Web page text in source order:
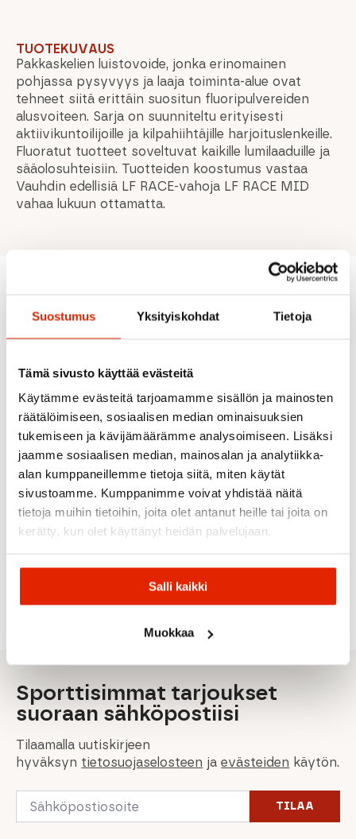
Suostumus Yksityiskohdat Tietoja
Tämä sivusto käyttää evästeitä
Käytämme evästeitä tarjoamamme sisällön ja mainosten
räätälöimiseen, sosiaalisen median ominaisuuksien
tukemiseen ja kävijämäärämme analysoimiseen. Lisäksi
jaamme sosiaalisen median, mainosalan ja analytiikka-
alan kumppaneillemme tietoja siitä, miten käytät
sivustoamme. Kumppanimme voivat yhdistää näitä
tietoja muihin tietoihin, joita olet antanut heille tai joita on
kerätty, kun olet käyttänyt heidän palvelujaan.
Salli kaikki
Muokkaa
TUOTEKUVAUS
Pakkaskelien luistovoide, jonka erinomainen
pohjassa pysyvyys ja laaja toiminta-alue ovat
tehneet siitä erittäin suositun fluoripulvereiden
alusvoiteen. Sarja on suunniteltu erityisesti
aktiivikuntoilijoille ja kilpahiihtäjille harjoituslenkeille.
Fluoratut tuotteet soveltuvat kaikille lumilaaduille ja
sääolosuhteisiin. Tuotteiden koostumus vastaa
Vauhdin edellisiä LF RACE-vahoja LF RACE MID
vahaa lukuun ottamatta.
Suositeltua sinulle
ALE
oli:
27,90€
on:
Swix
HS7
Violet
Rex
Rex
Nanogrip
Swix
ALE
27,00€
Alkuperäinen
hinta
oli:
21,90€
Nykyinen
hinta
on:
Swix
Hs7
Violet
Optiwax
Optiwax
Glide
Tape
Eco
Wide
Univ. 10M
Swix
Swix
Sporttisimmat tarjoukset
suoraan sähköpostiisi
Tilaamalla uutiskirjeen
hyväksyn tietosuojaselosteen jaevästeiden käytön.
Email
TILAA